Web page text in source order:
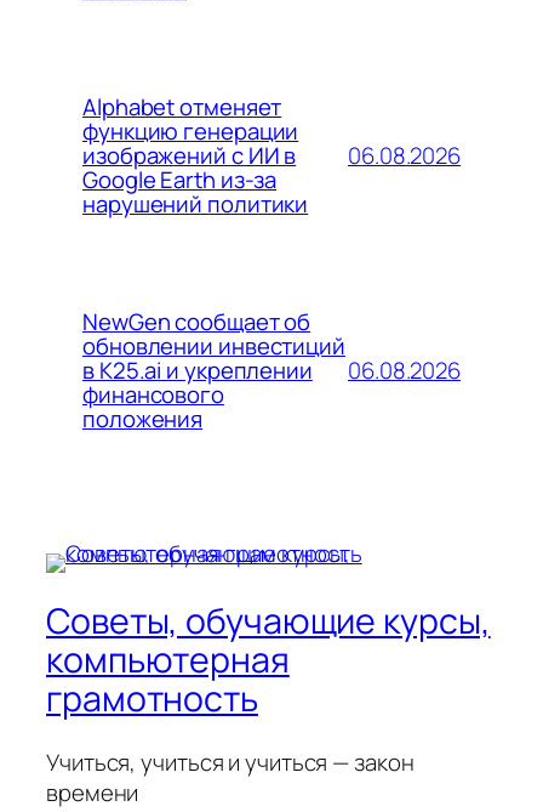
Alphabet отменяет
функцию генерации
изображений с ИИ в
Google Earth из-за
нарушений политики
06.08.2026
NewGen сообщает об
обновлении инвестиций
в K25.ai и укреплении
финансового
положения
06.08.2026
Советы, обучающие курсы,
компьютерная
грамотность
Учиться, учиться и учиться — закон
времени